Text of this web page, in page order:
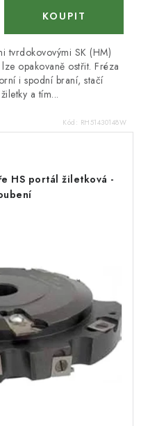
tvrdokovovými SK (HM)
opakovaně ostřit. Fréza
i spodní braní, stačí
a tím...
Kód: RH51430148W
HS portál žiletková -